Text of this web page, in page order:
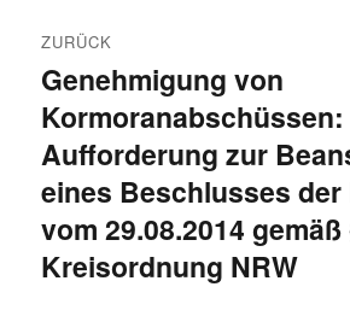
ZURÜCK
Vorheriger
Beitrag:
Genehmigung von
Kormoranabschüssen:
Aufforderung zur
eines Beschlusses
vom 29.08.2014
Kreisordnung NRW